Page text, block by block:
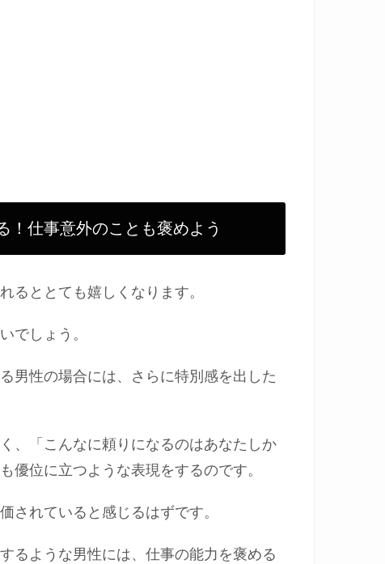
！仕事意外のことも褒めよう
るととても嬉しくなります。
でしょう。
男性の場合には、さらに特別感を出した
、「こんなに頼りになるのはあなたしか
優位に立つような表現をするのです。
されていると感じるはずです。
るような男性には、仕事の能力を褒める